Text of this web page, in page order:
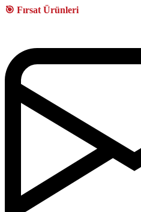
🎯 Fırsat Ürünleri